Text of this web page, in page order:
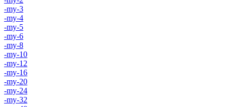
-my-3
-my-4
-my-5
-my-6
-my-8
-my-10
-my-12
-my-16
-my-20
-my-24
-my-32